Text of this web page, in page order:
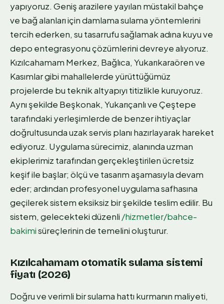
yapıyoruz. Geniş arazilere yayılan müstakil bahçe
ve bağ alanları için damlama sulama yöntemlerini
tercih ederken, su tasarrufu sağlamak adına kuyu ve
depo entegrasyonu çözümlerini devreye alıyoruz.
Kızılcahamam Merkez, Bağlıca, Yukarıkaraören ve
Kasımlar gibi mahallelerde yürüttüğümüz
projelerde bu teknik altyapıyı titizlikle kuruyoruz.
Aynı şekilde Beşkonak, Yukarıçanlı ve Çeştepe
tarafındaki yerleşimlerde de benzer ihtiyaçlar
doğrultusunda uzak servis planı hazırlayarak hareket
ediyoruz. Uygulama sürecimiz, alanında uzman
ekiplerimiz tarafından gerçekleştirilen ücretsiz
keşif ile başlar; ölçü ve tasarım aşamasıyla devam
eder; ardından profesyonel uygulama safhasına
geçilerek sistem eksiksiz bir şekilde teslim edilir. Bu
sistem, gelecekteki düzenli /hizmetler/bahce-
bakimisüreçlerinin de temelini oluşturur.
Kızılcahamam otomatik sulama sistemi
fiyatı (2026)
Doğru ve verimli bir sulama hattı kurmanın maliyeti,